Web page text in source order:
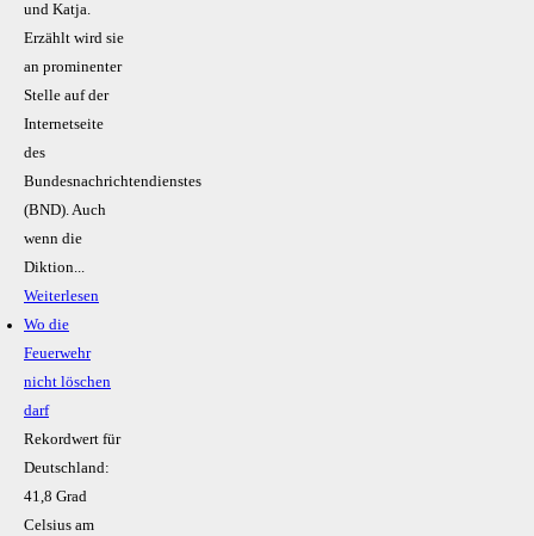
und Katja.
Erzählt wird sie
an prominenter
Stelle auf der
Internetseite
des
Bundesnachrichtendienstes
(BND). Auch
wenn die
Diktion...
Weiterlesen
Wo die
Feuerwehr
nicht löschen
darf
Rekordwert für
Deutschland:
41,8 Grad
Celsius am